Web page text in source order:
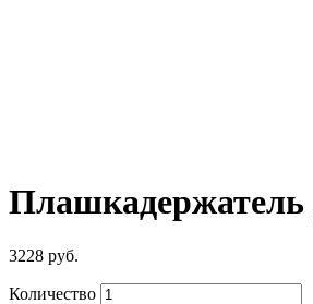
Плашкадержатель
3228 руб.
Количество